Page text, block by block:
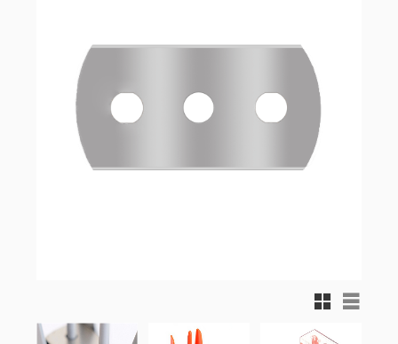
Rutnätsvy
Listvy